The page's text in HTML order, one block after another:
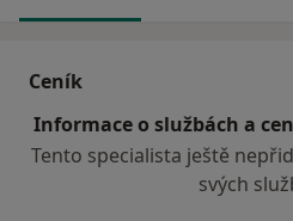
Ceník
Informace o službách a
Tento specialista ještě
svých